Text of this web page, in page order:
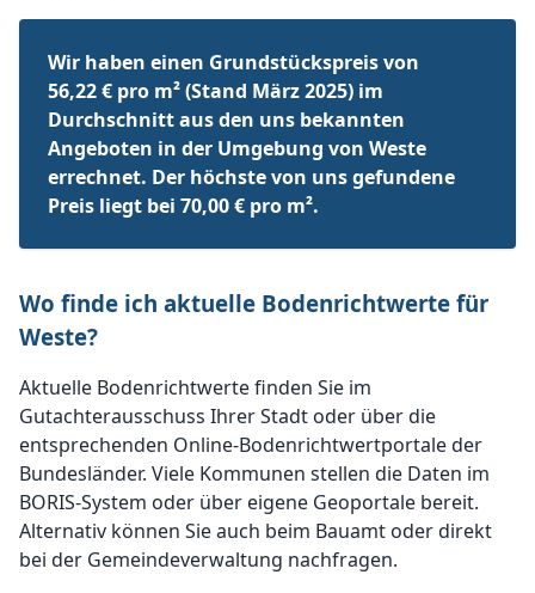
Wir haben einen Grundstückspreis von
56,22 € pro m² (Stand März 2025) im
Durchschnitt aus den uns bekannten
Angeboten in der Umgebung von Weste
errechnet. Der höchste von uns gefundene
Preis liegt bei 70,00 € pro m².
Wo finde ich aktuelle Bodenrichtwerte für
Weste?
Aktuelle Bodenrichtwerte finden Sie im
Gutachterausschuss Ihrer Stadt oder über die
entsprechenden Online-Bodenrichtwertportale der
Bundesländer. Viele Kommunen stellen die Daten im
BORIS-System oder über eigene Geoportale bereit.
Alternativ können Sie auch beim Bauamt oder direkt
bei der Gemeindeverwaltung nachfragen.